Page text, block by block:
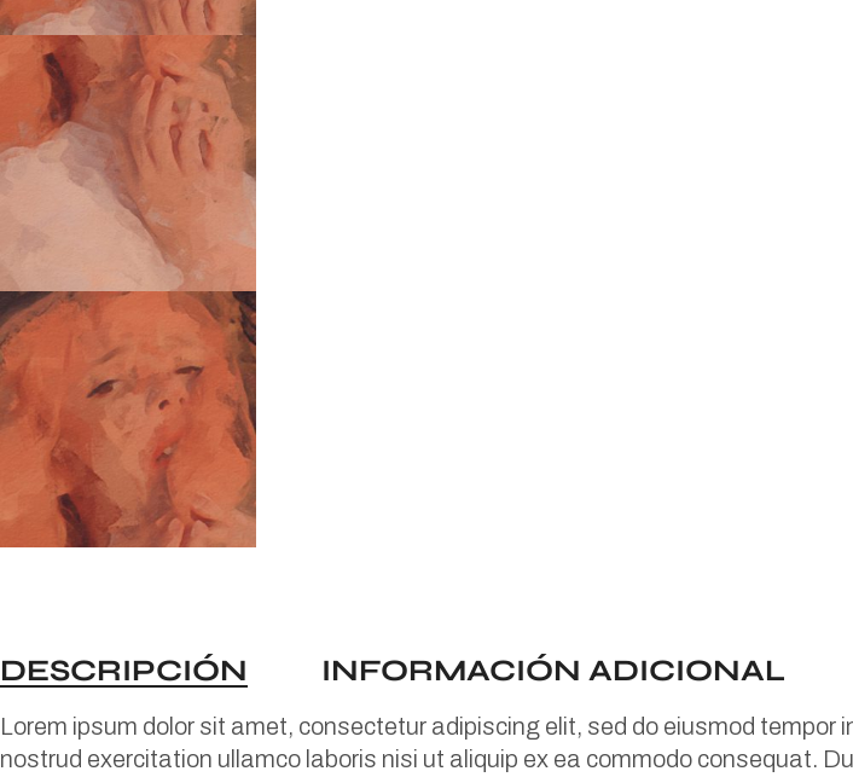
DESCRIPCIÓN INFORMACIÓN ADICIONAL
Lorem ipsum dolor sit amet, consectetur adipiscing elit, sed do eiusmod
nostrud exercitation ullamco laboris nisi ut aliquip ex ea commodo consequat.